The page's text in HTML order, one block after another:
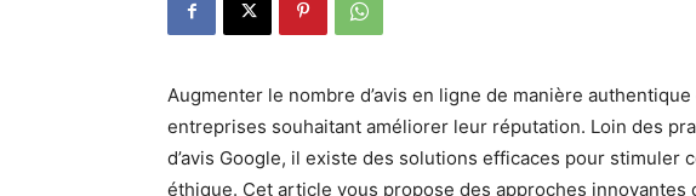
Augmenter le nombre d’avis en ligne de manière
entreprises souhaitant améliorer leur réputation. Loin des
d’avis Google, il existe des solutions efficaces pour stimuler
éthique. Cet article vous propose des approches innovantes